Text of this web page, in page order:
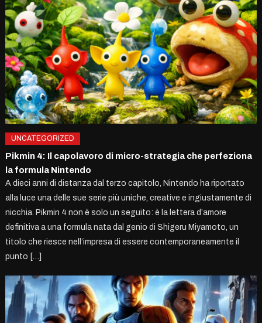
UNCATEGORIZED
Pikmin 4: Il capolavoro di micro-strategia che perfeziona
la formula Nintendo
A dieci anni di distanza dal terzo capitolo, Nintendo ha riportato
alla luce una delle sue serie più uniche, creative e ingiustamente di
nicchia. Pikmin 4 non è solo un seguito: è la lettera d’amore
definitiva a una formula nata dal genio di Shigeru Miyamoto, un
titolo che riesce nell’impresa di essere contemporaneamente il
punto […]